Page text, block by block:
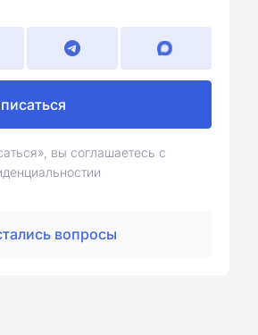
вы соглашаетесь с
вопросы